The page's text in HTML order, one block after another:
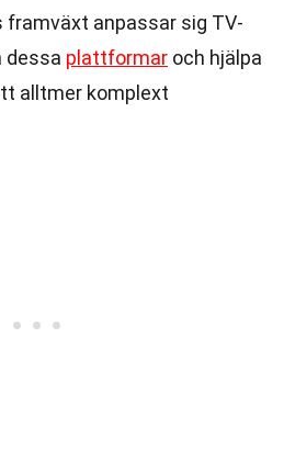
anpassar sig TV-
dessa plattformar och hjälpa
alltmer komplext